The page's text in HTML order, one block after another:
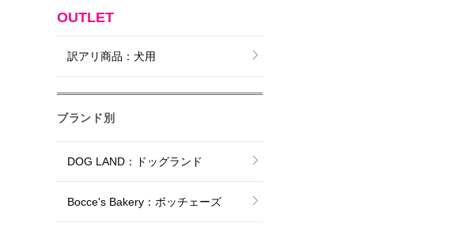
OUTLET
訳アリ商品：犬用
ブランド別
DOG LAND：ドッグランド
Bocce's Bakery：ボッチェーズ